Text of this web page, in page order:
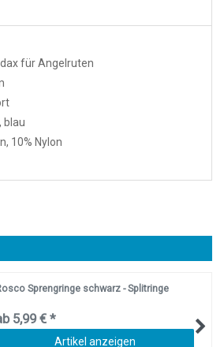
für Angelruten
blau
10% Nylon
Sprengringe schwarz - Splitringe
5,99 € *
Artikel anzeigen